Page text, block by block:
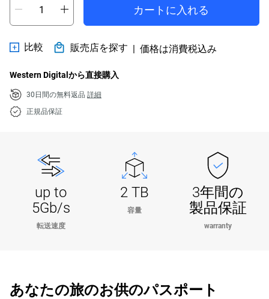
カートに入れる
比較 販売店を探す | 価格は消費税込み
Western Digitalから直接購入
30日間の無料返品 詳細
正規品保証
up to
5Gb/s
転送速度
2 TB
容量
3年間の
製品保証
warranty
あなたの旅のお供のパスポート